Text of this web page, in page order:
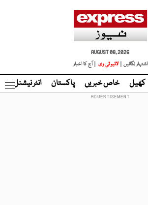
AUGUST 08, 2026
اشتہار لگائیں |
لائیو ٹی وی | آج کا اخبار
کھیل خاص خبریں پاکستان انٹر نیشنل